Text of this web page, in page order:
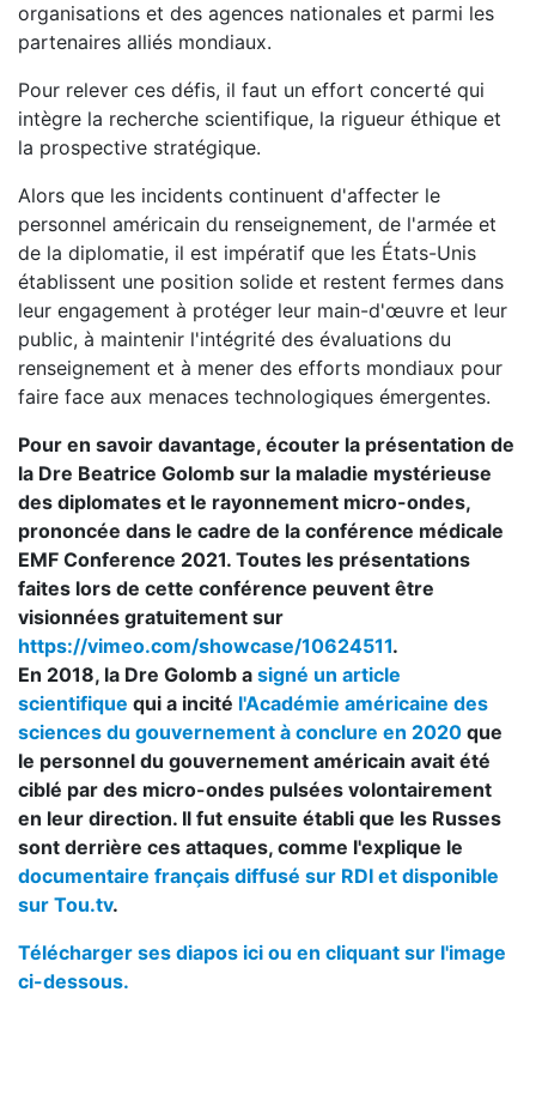
organisations et des agences nationales et parmi les
partenaires alliés mondiaux.
Pour relever ces défis, il faut un effort concerté qui
intègre la recherche scientifique, la rigueur éthique et
la prospective stratégique.
Alors que les incidents continuent d'affecter le
personnel américain du renseignement, de l'armée et
de la diplomatie, il est impératif que les États-Unis
établissent une position solide et restent fermes dans
leur engagement à protéger leur main-d'œuvre et leur
public, à maintenir l'intégrité des évaluations du
renseignement et à mener des efforts mondiaux pour
faire face aux menaces technologiques émergentes.
Pour en savoir davantage, écouter la présentation de
la Dre Beatrice Golomb sur la maladie mystérieuse
des diplomates et le rayonnement micro-ondes,
prononcée dans le cadre de la conférence médicale
EMF Conference 2021. Toutes les présentations
faites lors de cette conférence peuvent être
visionnées gratuitement sur
https://vimeo.com/showcase/10624511.
En 2018, la Dre Golomb a signé un article
scientifique qui a incité l'Académie américaine des
sciences du gouvernement à conclure en 2020 que
le personnel du gouvernement américain avait été
ciblé par des micro-ondes pulsées volontairement
en leur direction. Il fut ensuite établi que les Russes
sont derrière ces attaques, comme l'explique le
documentaire français diffusé sur RDI et disponible
sur Tou.tv.
Télécharger ses diapos ici ou en cliquant sur l'image
ci-dessous.